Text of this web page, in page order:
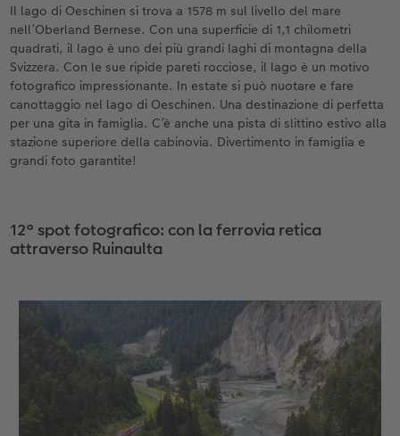
Il lago di Oeschinen si trova a 1578 m sul livello del mare
nell’Oberland Bernese. Con una superficie di 1,1 chilometri
quadrati, il lago è uno dei più grandi laghi di montagna della
Svizzera. Con le sue ripide pareti rocciose, il lago è un motivo
fotografico impressionante. In estate si può nuotare e fare
canottaggio nel lago di Oeschinen. Una destinazione di perfetta
per una gita in famiglia. C’è anche una pista di slittino estivo alla
stazione superiore della cabinovia. Divertimento in famiglia e
grandi foto garantite!
12° spot fotografico: con la ferrovia retica
attraverso Ruinaulta